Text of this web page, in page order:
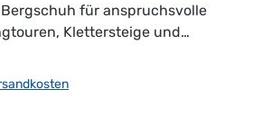
für anspruchsvolle
Klettersteige und
Stabilität, Komfort,
Halt auf